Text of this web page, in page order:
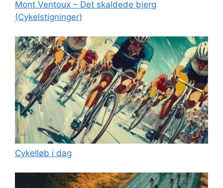
Mont Ventoux – Det skaldede bjerg
(Cykelstigninger)
Cykelløb i dag